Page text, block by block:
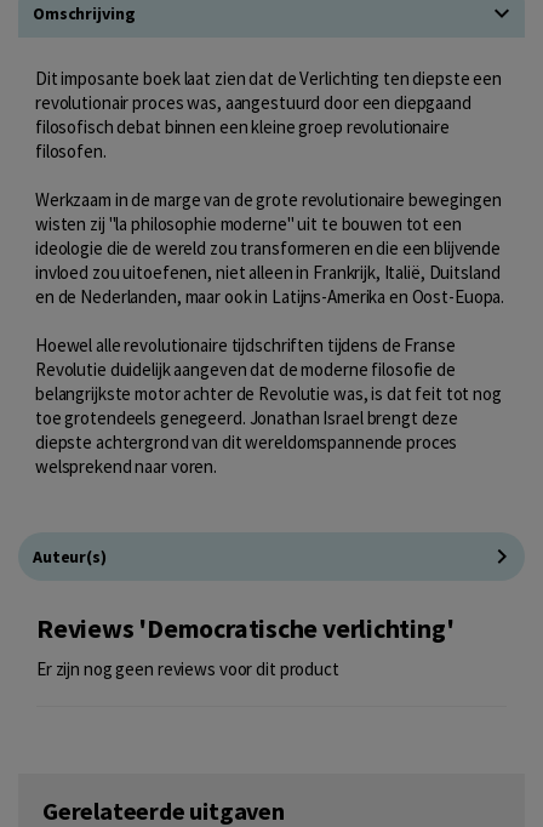
Omschrijving
Dit imposante boek laat zien dat de Verlichting ten diepste een
revolutionair proces was, aangestuurd door een diepgaand
filosofisch debat binnen een kleine groep revolutionaire
filosofen.
Werkzaam in de marge van de grote revolutionaire bewegingen
wisten zij "la philosophie moderne" uit te bouwen tot een
ideologie die de wereld zou transformeren en die een blijvende
invloed zou uitoefenen, niet alleen in Frankrijk, Italië, Duitsland
en de Nederlanden, maar ook in Latijns-Amerika en Oost-Euopa.
Hoewel alle revolutionaire tijdschriften tijdens de Franse
Revolutie duidelijk aangeven dat de moderne filosofie de
belangrijkste motor achter de Revolutie was, is dat feit tot nog
toe grotendeels genegeerd. Jonathan Israel brengt deze
diepste achtergrond van dit wereldomspannende proces
welsprekend naar voren.
Auteur(s)
Reviews 'Democratische verlichting'
Er zijn nog geen reviews voor dit product
Gerelateerde uitgaven